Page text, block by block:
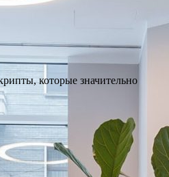
которые значительно